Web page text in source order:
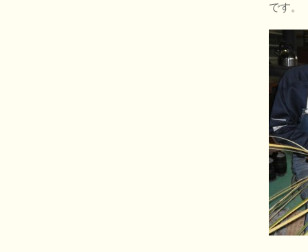
です。